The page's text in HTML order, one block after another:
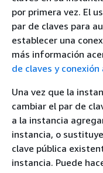
por primera vez. El
par de claves para
establecer una
más información
de claves y
Una vez que la
cambiar el par de
a la instancia
instancia, o
clave pública
instancia. Puede